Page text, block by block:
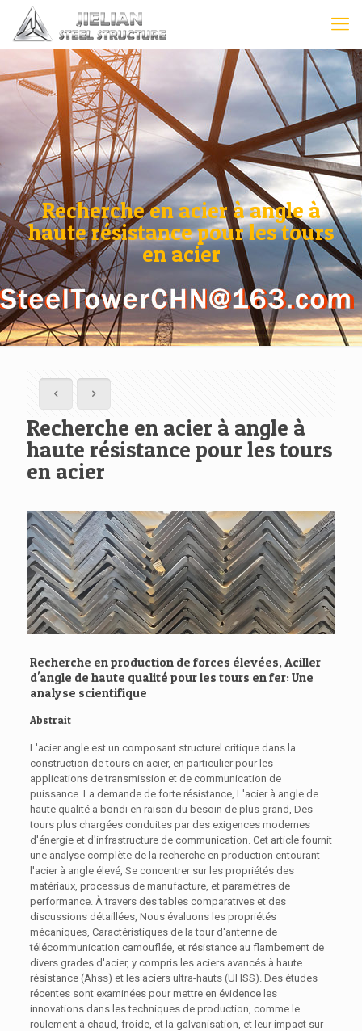
Recherche en acier à angle à
haute résistance pour les tours
en acier
Recherche en acier à angle à
haute résistance pour les tours
en acier
Recherche en production de forces élevées, Aciller
d'angle de haute qualité pour les tours en fer: Une
analyse scientifique
Abstrait
L'acier angle est un composant structurel critique dans la
construction de tours en acier, en particulier pour les
applications de transmission et de communication de
puissance. La demande de forte résistance, L'acier à angle de
haute qualité a bondi en raison du besoin de plus grand, Des
tours plus chargées conduites par des exigences modernes
d'énergie et d'infrastructure de communication. Cet article fournit
une analyse complète de la recherche en production entourant
l'acier à angle élevé, Se concentrer sur les propriétés des
matériaux, processus de manufacture, et paramètres de
performance. À travers des tables comparatives et des
discussions détaillées, Nous évaluons les propriétés
mécaniques, Caractéristiques de la tour d'antenne de
télécommunication camouflée, et résistance au flambement de
divers grades d'acier, y compris les aciers avancés à haute
résistance (Ahss) et les aciers ultra-hauts (UHSS). Des études
récentes sont examinées pour mettre en évidence les
innovations dans les techniques de production, comme le
roulement à chaud, froide, et la galvanisation, et leur impact sur